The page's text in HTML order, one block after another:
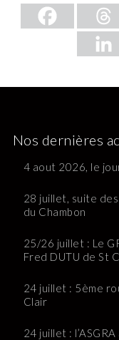
Nos dernières
4 aout 2026, le
28 juillet, suite
du Chambon
25/26 juillet : Le
Fred DUTU de St
24 juillet : 5ème
Clair
24 juillet :